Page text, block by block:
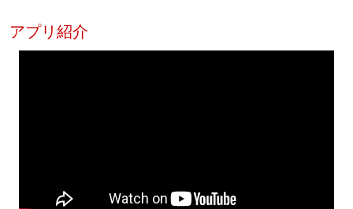
アプリ紹介